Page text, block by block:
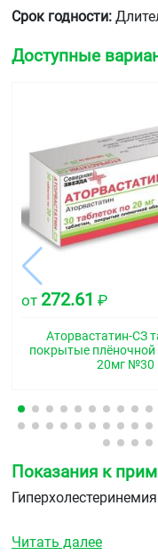
Срок годности:
Доступные
от 272.61 ₽
Аторвастатин-СЗ
покрытые плёночной
20мг №30
Показания к
повышенного
Читать далее